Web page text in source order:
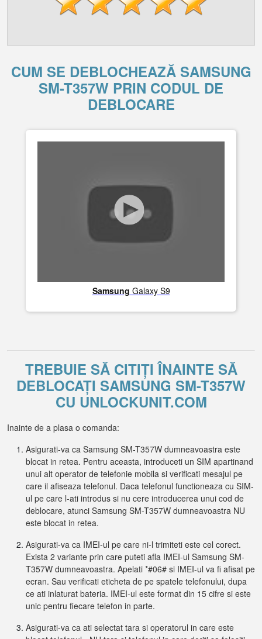
CUM SE DEBLOCHEAZĂ SAMSUNG
SM-T357W PRIN CODUL DE
DEBLOCARE
Samsung Galaxy S9
TREBUIE SĂ CITIȚI ÎNAINTE SĂ
DEBLOCAȚI SAMSUNG SM-T357W
CU UNLOCKUNIT.COM
Inainte de a plasa o comanda:
Asigurati-va ca Samsung SM-T357W dumneavoastra este
blocat in retea. Pentru aceasta, introduceti un SIM apartinand
unui alt operator de telefonie mobila si verificati mesajul pe
care il afiseaza telefonul. Daca telefonul functioneaza cu SIM-
ul pe care l-ati introdus si nu cere introducerea unui cod de
deblocare, atunci Samsung SM-T357W dumneavoastra NU
este blocat in retea.
Asigurati-va ca IMEI-ul pe care ni-l trimiteti este cel corect.
Exista 2 variante prin care puteti afla IMEI-ul Samsung SM-
T357W dumneavoastra. Apelati *#06# si IMEI-ul va fi afisat pe
ecran. Sau verificati eticheta de pe spatele telefonului, dupa
ce ati inlaturat bateria. IMEI-ul este format din 15 cifre si este
unic pentru fiecare telefon in parte.
Asigurati-va ca ati selectat tara si operatorul in care este